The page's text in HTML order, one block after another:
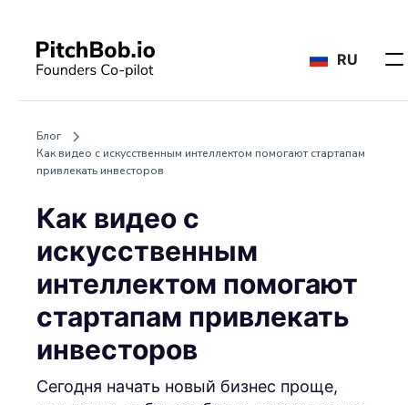
RU
Блог
Как видео с искусственным интеллектом помогают стартапам
привлекать инвесторов
Как видео с
искусственным
интеллектом помогают
стартапам привлекать
инвесторов
Сегодня начать новый бизнес проще,